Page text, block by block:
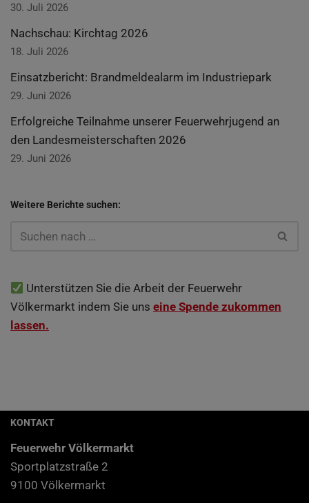
30. Juli 2026
Nach­schau: Kirch­tag 2026
18. Juli 2026
Ein­satz­be­richt: Brand­mel­de­alarm im Industriepark
29. Juni 2026
Erfolg­rei­che Teil­nah­me unse­rer Feu­er­wehr­ju­gend an
den Lan­des­meis­ter­schaf­ten 2026
29. Juni 2026
Wei­te­re Berich­te suchen:
Unterstützen Sie die Arbeit der Feuerwehr
Völkermarkt indem Sie uns eine Spende zukommen
lassen.
KONTAKT
Feu­er­wehr Völkermarkt
Sport­platz­stra­ße 2
9100 Völkermarkt